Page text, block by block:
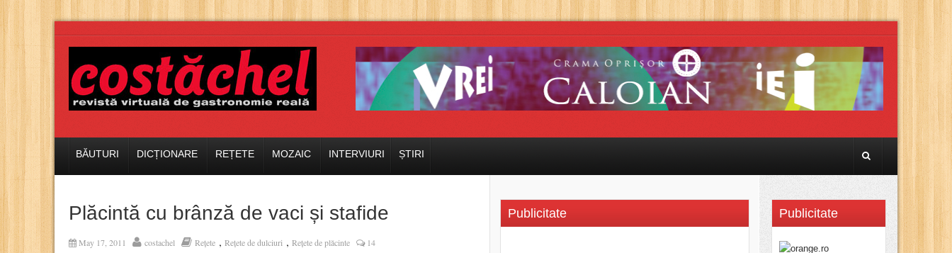
BĂUTURI DICȚIONARE REȚETE MOZAIC INTERVIURI ȘTIRI
Plăcintă cu brânză de vaci și stafide
May 17, 2011 costachel Rețete , Rețete de dulciuri , Rețete de plăcinte 14
Publicitate Publicitate